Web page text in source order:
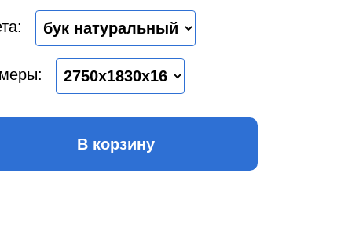
В корзину